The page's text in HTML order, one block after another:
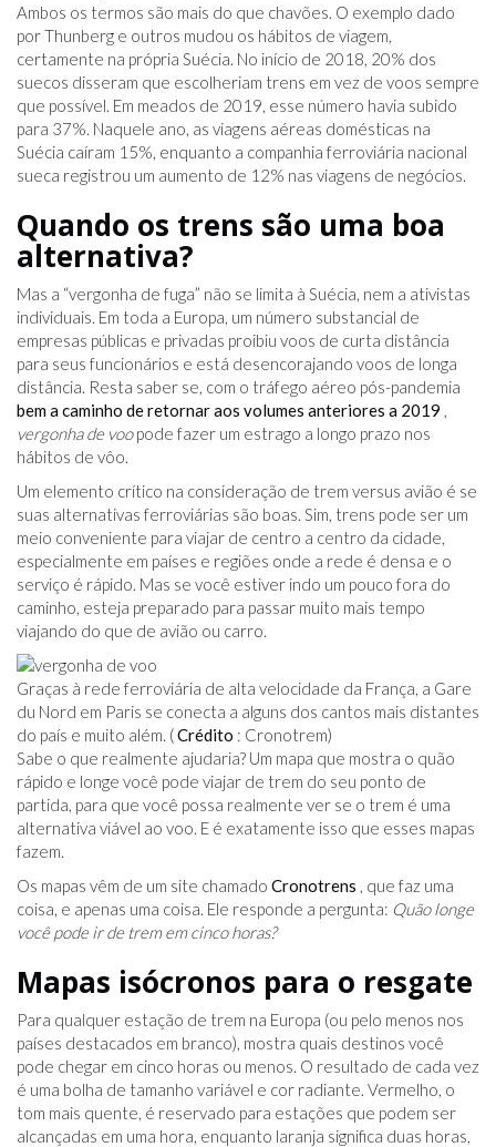
Ambos os termos são mais do que chavões. O exemplo dado
por Thunberg e outros mudou os hábitos de viagem,
certamente na própria Suécia. No início de 2018, 20% dos
suecos disseram que escolheriam trens em vez de voos sempre
que possível. Em meados de 2019, esse número havia subido
para 37%. Naquele ano, as viagens aéreas domésticas na
Suécia caíram 15%, enquanto a companhia ferroviária nacional
sueca registrou um aumento de 12% nas viagens de negócios.
Quando os trens são uma boa
alternativa?
Mas a “vergonha de fuga” não se limita à Suécia, nem a ativistas
individuais. Em toda a Europa, um número substancial de
empresas públicas e privadas proibiu voos de curta distância
para seus funcionários e está desencorajando voos de longa
distância. Resta saber se, com o tráfego aéreo pós-pandemia
bem a caminho de retornar aos volumes anteriores a 2019 ,
vergonha de voopode fazer um estrago a longo prazo nos
hábitos de vôo.
Um elemento crítico na consideração de trem versus avião é se
suas alternativas ferroviárias são boas. Sim, trens pode ser um
meio conveniente para viajar de centro a centro da cidade,
especialmente em países e regiões onde a rede é densa e o
serviço é rápido. Mas se você estiver indo um pouco fora do
caminho, esteja preparado para passar muito mais tempo
viajando do que de avião ou carro.
Graças à rede ferroviária de alta velocidade da França, a Gare
du Nord em Paris se conecta a alguns dos cantos mais distantes
do país e muito além. (Crédito : Cronotrem)
Sabe o que realmente ajudaria? Um mapa que mostra o quão
rápido e longe você pode viajar de trem do seu ponto de
partida, para que você possa realmente ver se o trem é uma
alternativa viável ao voo. E é exatamente isso que esses mapas
fazem.
Os mapas vêm de um site chamado Cronotrens , que faz uma
coisa, e apenas uma coisa. Ele responde a pergunta: Quão longe
você pode ir de trem em cinco horas?
Mapas isócronos para o resgate
Para qualquer estação de trem na Europa (ou pelo menos nos
países destacados em branco), mostra quais destinos você
pode chegar em cinco horas ou menos. O resultado de cada vez
é uma bolha de tamanho variável e cor radiante. Vermelho, o
tom mais quente, é reservado para estações que podem ser
alcançadas em uma hora, enquanto laranja significa duas horas,